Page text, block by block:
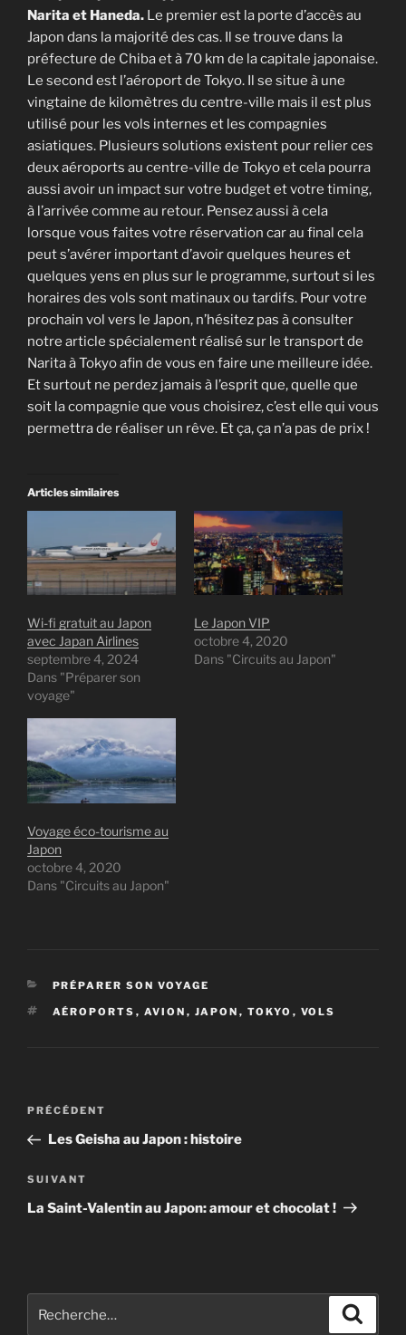
Narita et Haneda. Le premier est la porte d’accès au
Japon dans la majorité des cas. Il se trouve dans la
préfecture de Chiba et à 70 km de la capitale japonaise.
Le second est l’aéroport de Tokyo. Il se situe à une
vingtaine de kilomètres du centre-ville mais il est plus
utilisé pour les vols internes et les compagnies
asiatiques. Plusieurs solutions existent pour relier ces
deux aéroports au centre-ville de Tokyo et cela pourra
aussi avoir un impact sur votre budget et votre timing,
à l’arrivée comme au retour. Pensez aussi à cela
lorsque vous faites votre réservation car au final cela
peut s’avérer important d’avoir quelques heures et
quelques yens en plus sur le programme, surtout si les
horaires des vols sont matinaux ou tardifs. Pour votre
prochain vol vers le Japon, n’hésitez pas à consulter
notre article spécialement réalisé sur le transport de
Narita à Tokyo afin de vous en faire une meilleure idée.
Et surtout ne perdez jamais à l’esprit que, quelle que
soit la compagnie que vous choisirez, c’est elle qui vous
permettra de réaliser un rêve. Et ça, ça n’a pas de prix !
Articles similaires
Wi-fi gratuit au Japon
avec Japan Airlines
septembre 4, 2024
Dans "Préparer son
voyage"
Le Japon VIP
octobre 4, 2020
Dans "Circuits au Japon"
Voyage éco-tourisme au
Japon
octobre 4, 2020
Dans "Circuits au Japon"
CATÉGORIES
PRÉPARER SON VOYAGE
ÉTIQUETTES
AÉROPORTS , AVION , JAPON , TOKYO , VOLS
Navigation
l’article
Article
précédent
PRÉCÉDENT
Les Geisha au Japon : histoire
Article
suivant
SUIVANT
La Saint-Valentin au Japon: amour et chocolat !
pour